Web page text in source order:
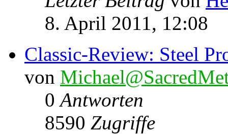
8. April 2011, 12:08
Classic-Review: Steel
von
0Antworten
8590 Zugriffe